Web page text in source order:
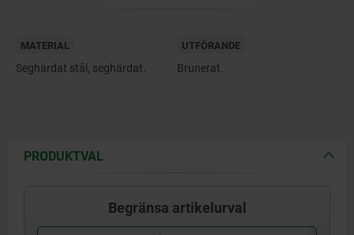
MATERIAL
Seghärdat stål, seghärdat.
UTFÖRANDE
Brunerat.
PRODUKTVAL
Begränsa artikelurval